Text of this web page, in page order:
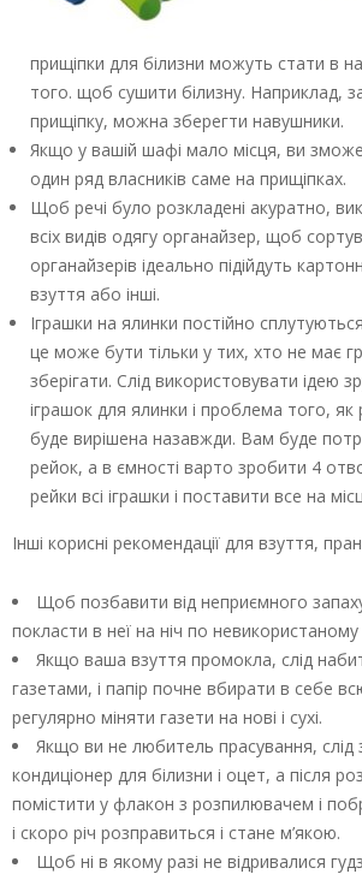
прищіпки для білизни можуть стати в
того. щоб сушити білизну. Наприклад,
прищіпку, можна зберегти навушники.
Якщо у вашій шафі мало місця, ви
один ряд власників саме на прищіпках.
Щоб речі було розкладені акуратно,
всіх видів одягу органайзер, щоб
органайзерів ідеально підійдуть
взуття або інші.
Іграшки на ялинки постійно
це може бути тільки у тих, хто не має
зберігати. Слід використовувати ідею
іграшок для ялинки і проблема того, як
буде вирішена назавжди. Вам буде
рейок, а в ємності варто зробити 4
рейки всі іграшки і поставити все на
Інші корисні рекомендації для взуття,
Щоб позбавити від неприємного
покласти в неї на ніч по
Якщо ваша взуття промокла, слід
газетами, і папір почне вбирати в себе
регулярно міняти газети на нові і сухі.
Якщо ви не любитель прасування, слід
кондиціонер для білизни і оцет, а після
помістити у флакон з розпилювачем і
і скоро річ розправиться і стане м’якою.
Щоб ні в якому разі не відривалися